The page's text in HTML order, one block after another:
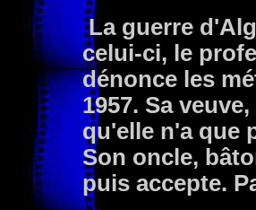
La guerre
celui-ci, le
dénonce les
1957. Sa
qu'elle n'a que
Son oncle,
puis accepte.